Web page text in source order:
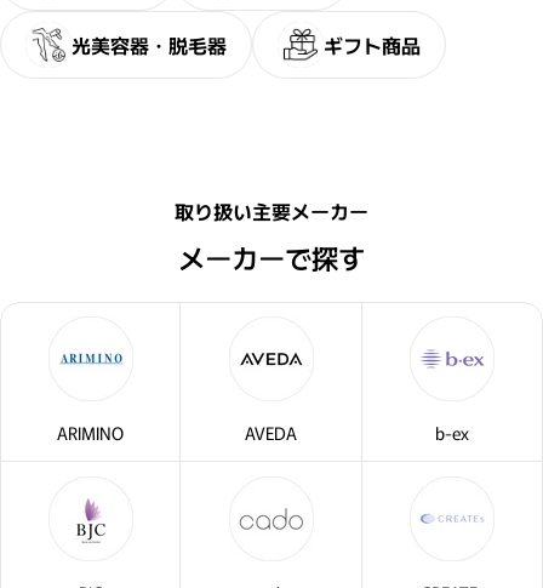
光美容器・脱毛器 ギフト商品
取り扱い主要メーカー
メーカーで探す
ARIMINO AVEDA b-ex